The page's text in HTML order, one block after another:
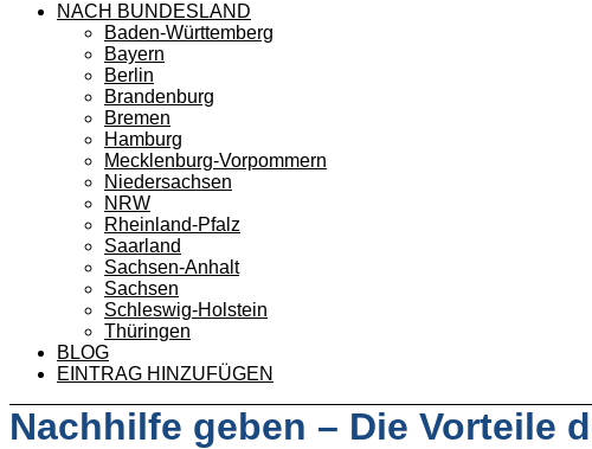
NACH BUNDESLAND
Baden-Württemberg
Bayern
Berlin
Brandenburg
Bremen
Hamburg
Mecklenburg-Vorpommern
Niedersachsen
NRW
Rheinland-Pfalz
Saarland
Sachsen-Anhalt
Sachsen
Schleswig-Holstein
Thüringen
BLOG
EINTRAG HINZUFÜGEN
Nachhilfe geben – Die Vorteile